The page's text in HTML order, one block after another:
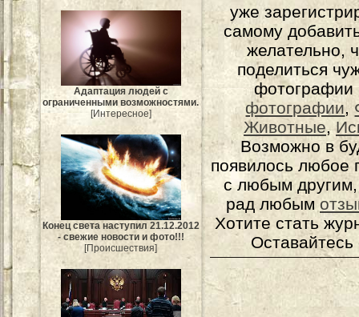
Адаптация людей с
ограниченными возможностями.
[Интересное]
Конец света наступил 21.12.2012
- свежие новости и фото!!!
[Происшествия]
уже
самому
желательно,
поделиться
фотографии
фотографии,
Животные,
Возможно в
появилось любое
с любым
рад любым
Хотите стать